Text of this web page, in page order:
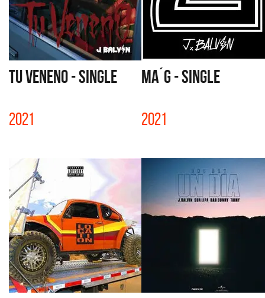
TU VENENO - SINGLE
2021
MA´G - SINGLE
2021